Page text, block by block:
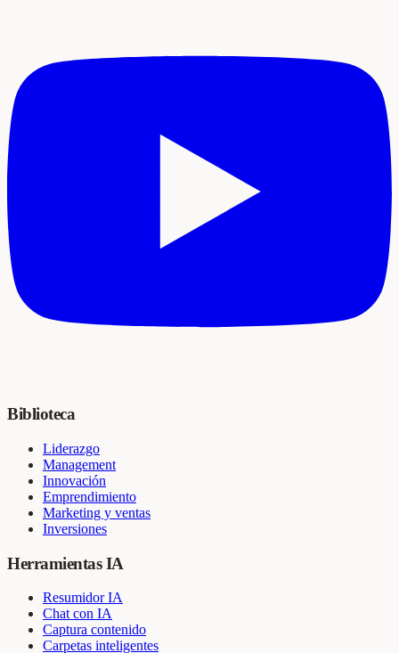
Biblioteca
Liderazgo
Management
Innovación
Emprendimiento
Marketing y ventas
Inversiones
Herramientas IA
Resumidor IA
Chat con IA
Captura contenido
Carpetas inteligentes